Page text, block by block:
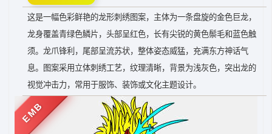
这是一幅色彩鲜艳的龙形刺绣图案，主体为一条盘旋的金色巨龙，
龙身覆盖青绿色鳞片，头部呈红色，长有尖锐的黄色鬃毛和蓝色触
须。龙爪锋利，尾部呈流苏状，整体姿态威猛，充满东方神话气
息。图案采用立体刺绣工艺，纹理清晰，背景为浅灰色，突出龙的
视觉冲击力，常用于服饰、装饰或文化主题设计。
EMB